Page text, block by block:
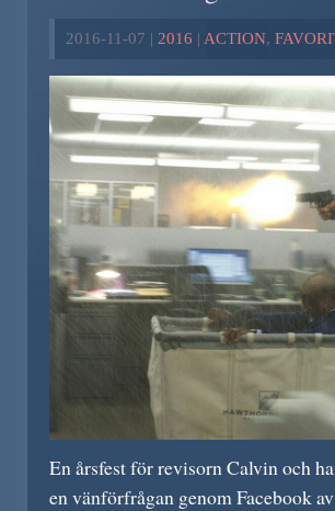
2016-11-07 | 2016 | ACTION,
En årsfest för revisorn Calvin och
en vänförfrågan genom Facebook